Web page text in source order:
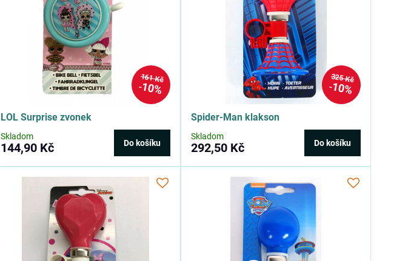
161 Kč
10%
LOL Surprise zvonek
Skladom
144,90 Kč Do košíku
325 Kč
10%
Spider-Man klakson
Skladom
292,50 Kč Do košíku